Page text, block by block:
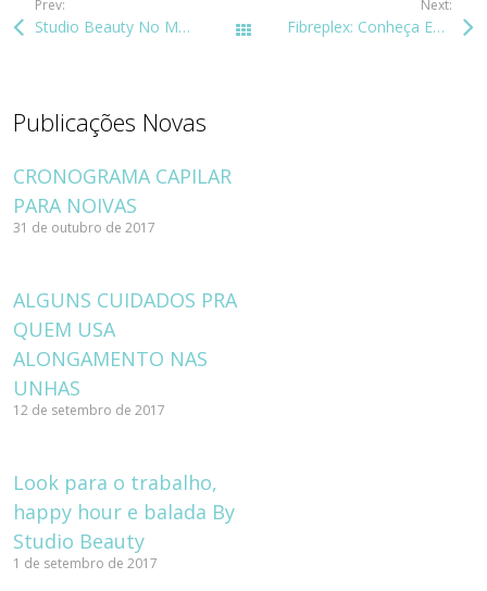
Prev:
Studio Beauty No Moda Shoes Beauty Todos os posts
Next:
Fibreplex: Conheça Esse Produto Inovador
Publicações Novas
CRONOGRAMA CAPILAR
PARA NOIVAS
31 de outubro de 2017
ALGUNS CUIDADOS PRA
QUEM USA
ALONGAMENTO NAS
UNHAS
12 de setembro de 2017
Look para o trabalho,
happy hour e balada By
Studio Beauty
1 de setembro de 2017